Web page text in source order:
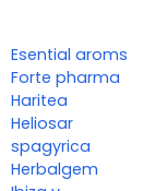
Esential aroms
Forte pharma
Haritea
Heliosar
spagyrica
Herbalgem